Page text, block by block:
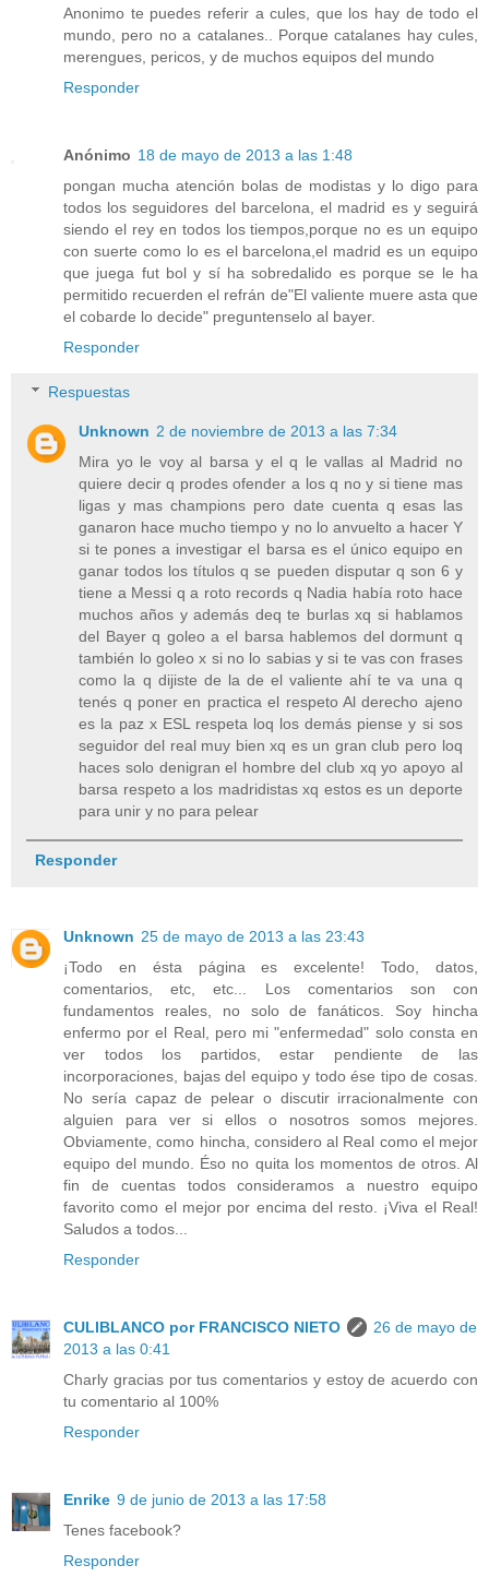
Anonimo te puedes referir a cules, que los hay de todo el
mundo, pero no a catalanes.. Porque catalanes hay cules,
merengues, pericos, y de muchos equipos del mundo
Responder
Anónimo 18 de mayo de 2013 a las 1:48
pongan mucha atención bolas de modistas y lo digo para
todos los seguidores del barcelona, el madrid es y seguirá
siendo el rey en todos los tiempos,porque no es un equipo
con suerte como lo es el barcelona,el madrid es un equipo
que juega fut bol y sí ha sobredalido es porque se le ha
permitido recuerden el refrán de"El valiente muere asta que
el cobarde lo decide" preguntenselo al bayer.
Responder
Respuestas
Unknown 2 de noviembre de 2013 a las 7:34
Mira yo le voy al barsa y el q le vallas al Madrid no
quiere decir q prodes ofender a los q no y si tiene mas
ligas y mas champions pero date cuenta q esas las
ganaron hace mucho tiempo y no lo anvuelto a hacer Y
si te pones a investigar el barsa es el único equipo en
ganar todos los títulos q se pueden disputar q son 6 y
tiene a Messi q a roto records q Nadia había roto hace
muchos años y además deq te burlas xq si hablamos
del Bayer q goleo a el barsa hablemos del dormunt q
también lo goleo x si no lo sabias y si te vas con frases
como la q dijiste de la de el valiente ahí te va una q
tenés q poner en practica el respeto Al derecho ajeno
es la paz x ESL respeta loq los demás piense y si sos
seguidor del real muy bien xq es un gran club pero loq
haces solo denigran el hombre del club xq yo apoyo al
barsa respeto a los madridistas xq estos es un deporte
para unir y no para pelear
Responder
Unknown 25 de mayo de 2013 a las 23:43
¡Todo en ésta página es excelente! Todo, datos,
comentarios, etc, etc... Los comentarios son con
fundamentos reales, no solo de fanáticos. Soy hincha
enfermo por el Real, pero mi "enfermedad" solo consta en
ver todos los partidos, estar pendiente de las
incorporaciones, bajas del equipo y todo ése tipo de cosas.
No sería capaz de pelear o discutir irracionalmente con
alguien para ver si ellos o nosotros somos mejores.
Obviamente, como hincha, considero al Real como el mejor
equipo del mundo. Éso no quita los momentos de otros. Al
fin de cuentas todos consideramos a nuestro equipo
favorito como el mejor por encima del resto. ¡Viva el Real!
Saludos a todos...
Responder
CULIBLANCO por FRANCISCO NIETO
26 de mayo de
2013 a las 0:41
Charly gracias por tus comentarios y estoy de acuerdo con
tu comentario al 100%
Responder
Enrike 9 de junio de 2013 a las 17:58
Tenes facebook?
Responder